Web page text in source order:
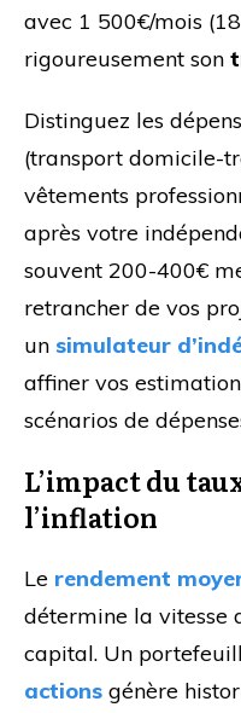
avec 1 500€/mois
rigoureusement son
Distinguez les
(transport domicile-
vêtements
après votre
souvent 200-400€
retrancher de vos
un simulateur
affiner vos
scénarios de
L’impact du
l’inflation
Le rendement
détermine la vitesse
capital. Un
actions génère